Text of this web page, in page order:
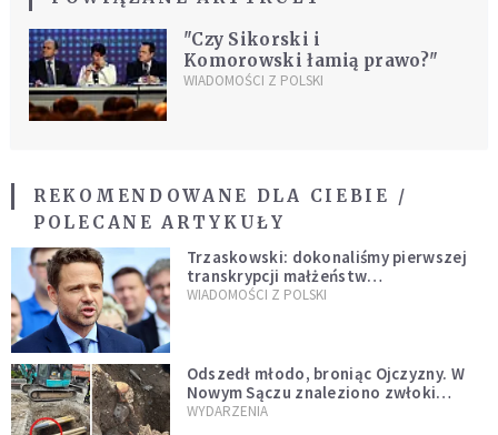
"Czy Sikorski i
Komorowski łamią prawo?"
WIADOMOŚCI Z POLSKI
REKOMENDOWANE DLA CIEBIE /
POLECANE ARTYKUŁY
Trzaskowski: dokonaliśmy pierwszej
transkrypcji małżeństw
jednopłciowych. “Tak jak
WIADOMOŚCI Z POLSKI
Odszedł młodo, broniąc Ojczyzny. W
Nowym Sączu znaleziono zwłoki
mężczyzny z czasów potopu
WYDARZENIA